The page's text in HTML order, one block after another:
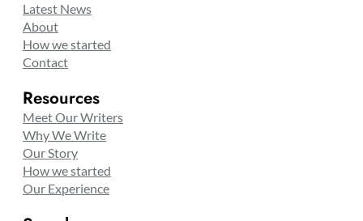
Latest News
About
How we started
Contact
Resources
Meet Our Writers
Why We Write
Our Story
How we started
Our Experience